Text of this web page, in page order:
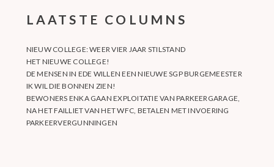
LAATSTE COLUMNS
NIEUW COLLEGE: WEER VIER JAAR STILSTAND
HET NIEUWE COLLEGE!
DE MENSEN IN EDE WILLEN EEN NIEUWE SGP BURGEMEESTER
IK WIL DIE BONNEN ZIEN!
BEWONERS ENKA GAAN EXPLOITATIE VAN PARKEERGARAGE,
NA HET FAILLIET VAN HET WFC, BETALEN MET INVOERING
PARKEERVERGUNNINGEN